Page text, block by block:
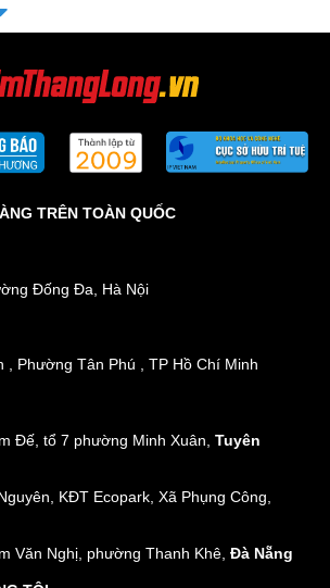
TRÊN TOÀN QUỐC
Đống Đa, Hà Nội
, Phường Tân Phú , TP Hồ Chí Minh
Đế, tổ 7 phường Minh Xuân, Tuyên
KĐT Ecopark, Xã Phụng Công,
Văn Nghị, phường Thanh Khê, Đà Nẵng